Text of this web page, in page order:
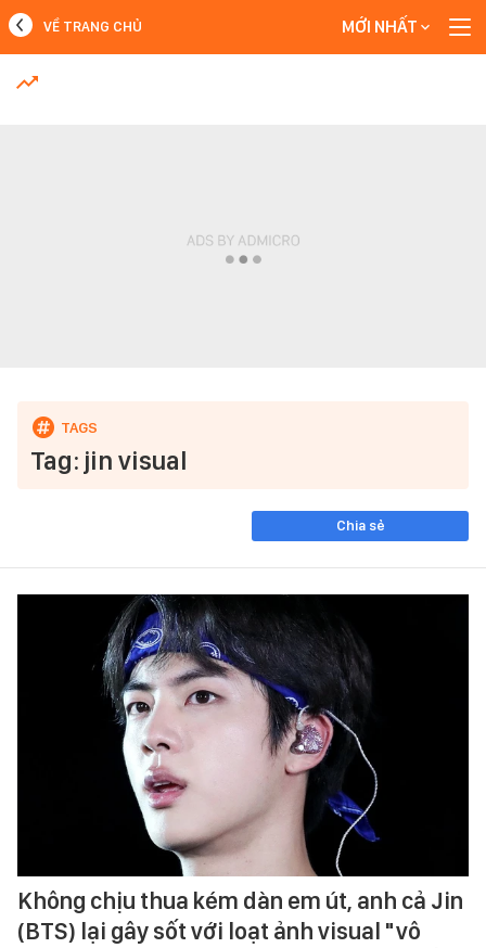
MỚI NHẤT
VỀ TRANG CHỦ MỚI NHẤT
Tag: jin visual
Chia sẻ
Không chịu thua kém dàn em út, anh cả Jin
(BTS) lại gây sốt với loạt ảnh visual "vô